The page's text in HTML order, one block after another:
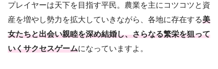
プレイヤーは天下を目指す平民。農業を主にコツコツと資
産を増やし勢力を拡大していきながら、各地に存在する美
女たちと出会い親睦を深め結婚し、さらなる繁栄を狙って
いくサクセスゲームになっていますよ。